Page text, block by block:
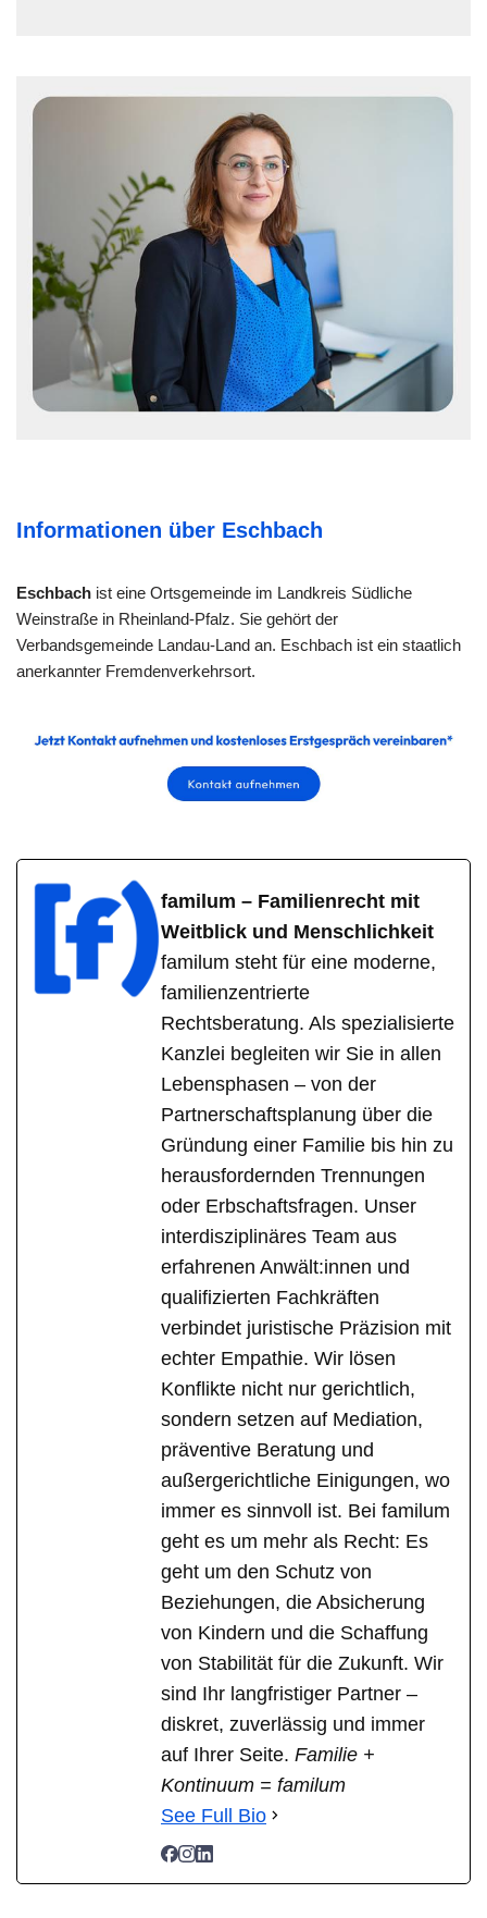
Informationen über Eschbach
Eschbach ist eine Ortsgemeinde im Landkreis Südliche
Weinstraße in Rheinland-Pfalz. Sie gehört der
Verbandsgemeinde Landau-Land an. Eschbach ist ein staatlich
anerkannter Fremdenverkehrsort.
familum – Familienrecht mit
Weitblick und Menschlichkeit
familum steht für eine moderne,
familienzentrierte
Rechtsberatung. Als spezialisierte
Kanzlei begleiten wir Sie in allen
Lebensphasen – von der
Partnerschaftsplanung über die
Gründung einer Familie bis hin zu
herausfordernden Trennungen
oder Erbschaftsfragen. Unser
interdisziplinäres Team aus
erfahrenen Anwält:innen und
qualifizierten Fachkräften
verbindet juristische Präzision mit
echter Empathie. Wir lösen
Konflikte nicht nur gerichtlich,
sondern setzen auf Mediation,
präventive Beratung und
außergerichtliche Einigungen, wo
immer es sinnvoll ist. Bei familum
geht es um mehr als Recht: Es
geht um den Schutz von
Beziehungen, die Absicherung
von Kindern und die Schaffung
von Stabilität für die Zukunft. Wir
sind Ihr langfristiger Partner –
diskret, zuverlässig und immer
auf Ihrer Seite. Familie +
Kontinuum = familum
See Full Bio